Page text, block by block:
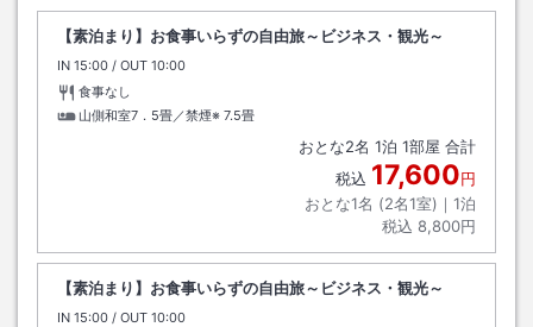
【素泊まり】お食事いらずの自由旅～ビジネス・観光～
IN チェックイン
15:00 / OUT チェックアウト
10:00
食事なし
山側和室7．5畳／禁煙※ 7.5畳
おとな2名 1泊 1部屋 合計
税込 17,600円
おとな1名 (2名1室)｜ 1泊
税込 8,800円
【素泊まり】お食事いらずの自由旅～ビジネス・観光～
IN チェックイン
15:00 / OUT チェックアウト
10:00